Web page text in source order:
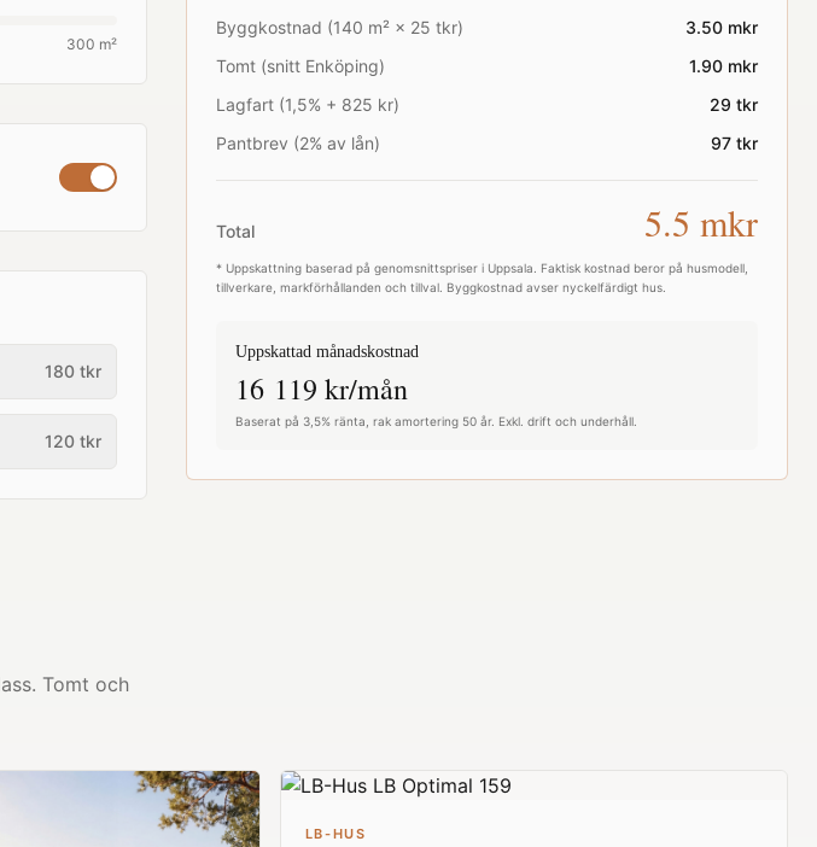
300 m²
180tkr
120tkr
Byggkostnad (140 m² × 25 tkr) 3.50mkr
Tomt (snitt Enköping) 1.90mkr
Lagfart (1,5% + 825 kr)
29 tkr
Pantbrev (2% av lån)
97tkr
Total 5.5 mkr
* Uppskattning baserad på genomsnittspriser i Uppsala . Faktisk kostnad beror på husmodell,
tillverkare, markförhållanden och tillval. Byggkostnad avser nyckelfärdigt hus.
Uppskattad månadskostnad
16 119 kr/mån
Baserat på 3,5% ränta, rak amortering 50 år. Exkl. drift och underhåll.
Tomt och
LB-HUS